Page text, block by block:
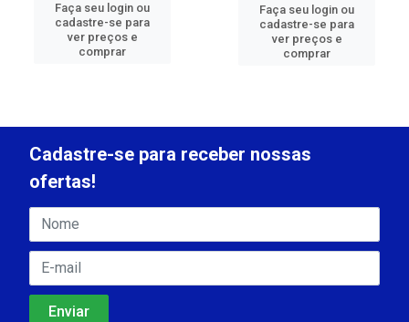
Faça seu login ou
cadastre-se para
ver preços e
comprar
Faça seu login ou
cadastre-se para
ver preços e
comprar
Cadastre-se para receber nossas
ofertas!